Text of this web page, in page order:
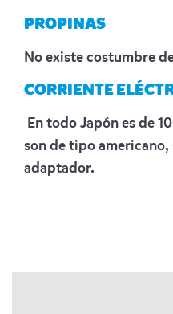
PROPINAS
No existe costumbre
CORRIENTE
En todo Japón es de
son de tipo americano,
adaptador.